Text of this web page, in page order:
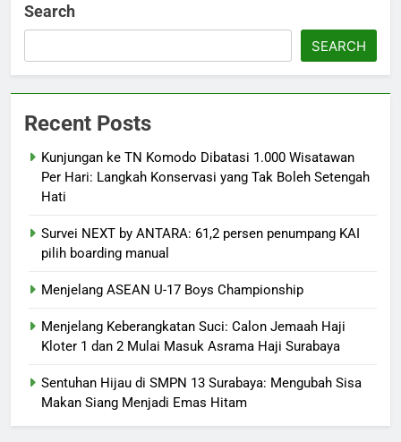
Search
SEARCH
Recent Posts
Kunjungan ke TN Komodo Dibatasi 1.000 Wisatawan
Per Hari: Langkah Konservasi yang Tak Boleh Setengah
Hati
Survei NEXT by ANTARA: 61,2 persen penumpang KAI
pilih boarding manual
Menjelang ASEAN U-17 Boys Championship
Menjelang Keberangkatan Suci: Calon Jemaah Haji
Kloter 1 dan 2 Mulai Masuk Asrama Haji Surabaya
Sentuhan Hijau di SMPN 13 Surabaya: Mengubah Sisa
Makan Siang Menjadi Emas Hitam